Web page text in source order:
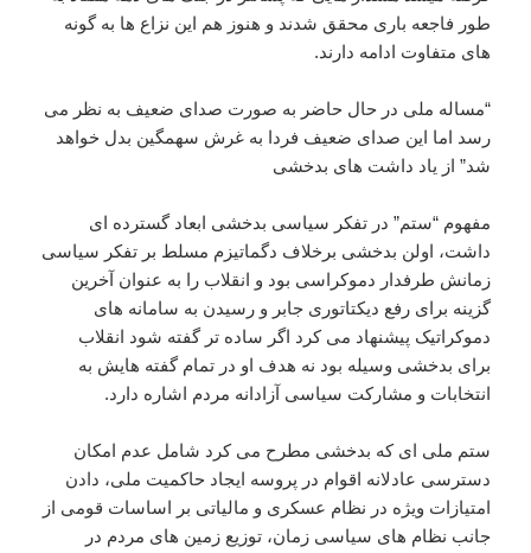
طور فاجعه باری محقق شدند و هنوز هم این نزاع ها به گونه
های متفاوت ادامه دارند.
“مساله ملی در حال حاضر به صورت صدای ضعیف به نظر می
رسد اما این صدای ضعیف فردا به غرش سهمگین بدل خواهد
شد” از یاد داشت های بدخشی
مفهوم “ستم” در تفکر سیاسی بدخشی ابعاد گسترده ای
داشت، اولن بدخشی برخلاف دگماتیزم مسلط بر تفکر سیاسی
زمانش طرفدار دموکراسی بود و انقلاب را به عنوان آخرین
گزینه برای رفع دیکتاتوری جابر و رسیدن به سامانه های
دموکراتیک پیشنهاد می کرد اگر ساده تر گفته شود انقلاب
برای بدخشی وسیله بود نه هدف او در تمام گفته هایش به
انتخابات و مشارکت سیاسی آزادانه مردم اشاره دارد.
ستم ملی ای که بدخشی مطرح می کرد شامل عدم امکان
دسترسی عادلانه اقوام در پروسه ایجاد حاکمیت ملی، دادن
امتیازات ویژه در نظام عسکری و مالیاتی بر اساسات قومی از
جانب نظام های سیاسی زمان، توزیع زمین های مردم در